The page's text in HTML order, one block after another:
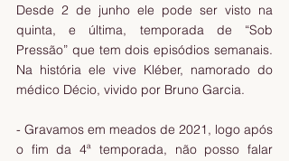
Desde 2 de junho ele pode ser visto na
quinta, e última, temporada de “Sob
Pressão” que tem dois episódios semanais.
Na história ele vive Kléber, namorado do
médico Décio, vivido por Bruno Garcia.
- Gravamos em meados de 2021, logo após
o fim da 4ª temporada, não posso falar